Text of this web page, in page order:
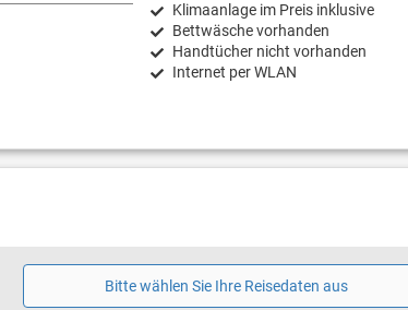
Klimaanlage im Preis inklusive
Bettwäsche vorhanden
Handtücher nicht vorhanden
Internet per WLAN
Bitte wählen Sie Ihre Reisedaten aus